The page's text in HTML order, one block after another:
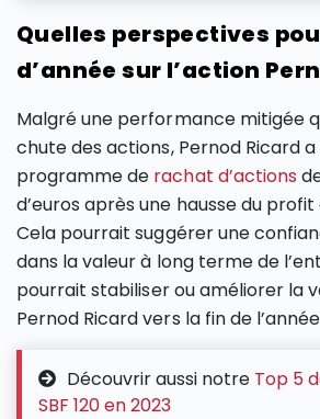
Quelles perspectives
d’année sur l’action
Malgré une performance mitigée
chute des actions, Pernod Ricard
programme de rachat d’actions
d’euros après une hausse du
Cela pourrait suggérer une
dans la valeur à long terme de
pourrait stabiliser ou améliorer la
Pernod Ricard vers la fin de
Découvrir aussi notre Top 5
SBF 120 en 2023